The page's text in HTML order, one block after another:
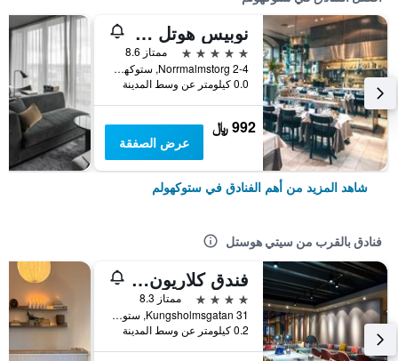
نوبيس هوتل ستوكهولم، أميمبر أوف ديزاين هوتلز
5 نجوم
ممتاز 8.6
Norrmalmstorg 2-4, ستوكهولم, مقاطعة ستوكهولم, السويد
0.0 كيلومتر عن وسط المدينة
992 ﷼
عرض الصفقة
شاهد المزيد من أهم الفنادق في ستوكهولم
فنادق بالقرب من سيتي هوستل
فندق كلاريون أمارانتن
4 نجوم
ممتاز 8.3
Kungsholmsgatan 31, ستوكهولم, مقاطعة ستوكهولم, السويد
0.2 كيلومتر عن وسط المدينة